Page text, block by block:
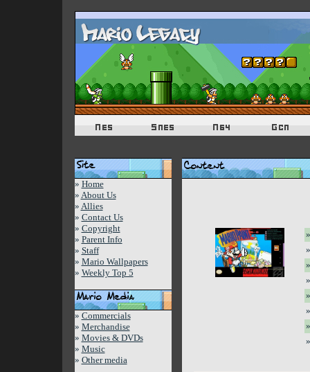
» Home
» About Us
» Allies
» Contact Us
» Copyright
» Parent Info
» Staff
» Mario Wallpapers
» Weekly Top 5
» Commercials
» Merchandise
» Movies & DVDs
» Music
» Other media